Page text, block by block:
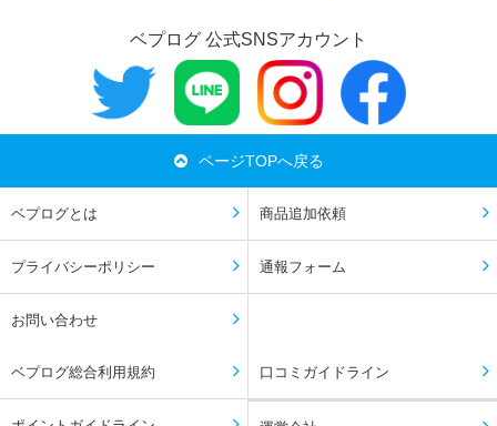
ベプログ 公式SNSアカウント
ページTOPへ戻る
ベプログとは 商品追加依頼
プライバシーポリシー 通報フォーム
お問い合わせ
ベプログ総合利用規約 口コミガイドライン